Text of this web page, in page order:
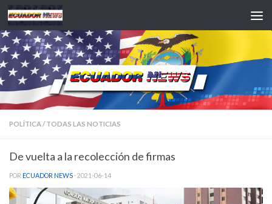
Saltar al contenido
POLÍTICA/ TODAS LAS NOTICIAS
De vuelta a la recolección de firmas
POR ECUADOR NEWS · 2021-06-14